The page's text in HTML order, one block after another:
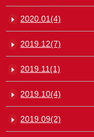
2020.01(4)
2019.12(7)
2019.11(1)
2019.10(4)
2019.09(2)